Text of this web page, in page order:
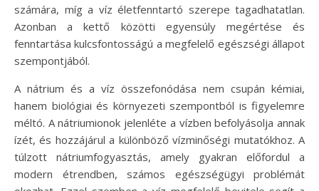
számára, míg a víz életfenntartó szerepe tagadhatatlan.
Azonban a kettő közötti egyensúly megértése és
fenntartása kulcsfontosságú a megfelelő egészségi állapot
szempontjából.
A nátrium és a víz összefonódása nem csupán kémiai,
hanem biológiai és környezeti szempontból is figyelemre
méltó. A nátriumionok jelenléte a vízben befolyásolja annak
ízét, és hozzájárul a különböző vízminőségi mutatókhoz. A
túlzott nátriumfogyasztás, amely gyakran előfordul a
modern étrendben, számos egészségügyi problémát